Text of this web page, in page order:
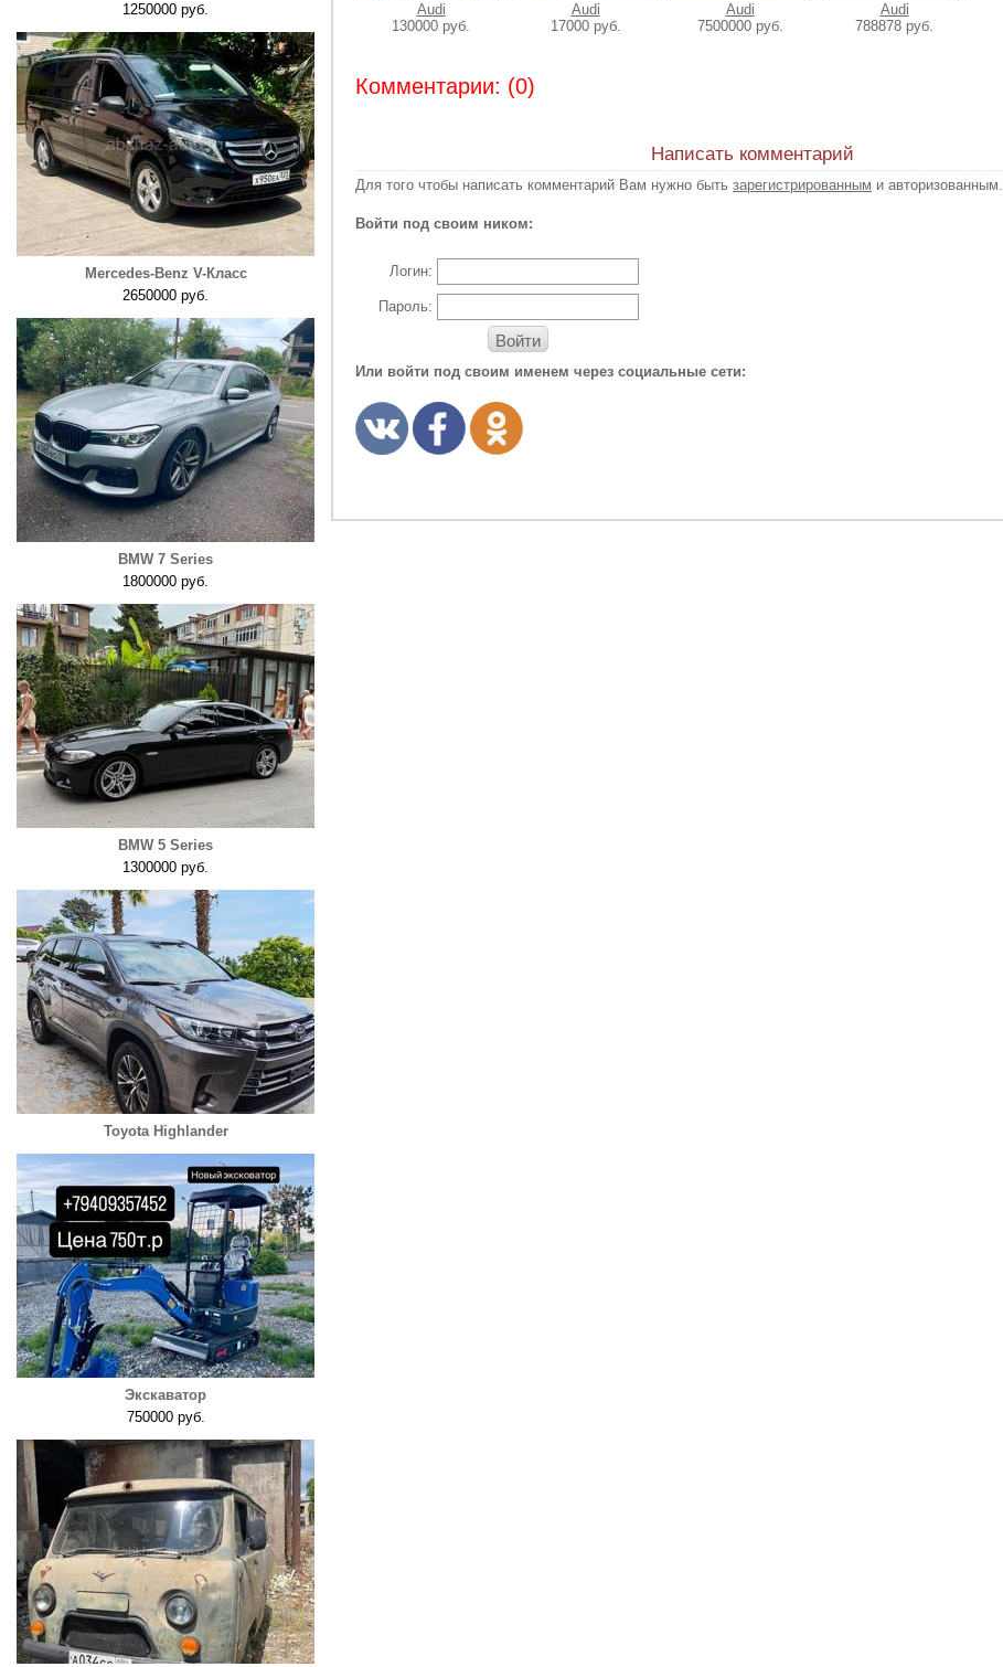
1250000 руб.
Mercedes-Benz V-Класс
2650000 руб.
BMW 7 Series
1800000 руб.
BMW 5 Series
1300000 руб.
Toyota Highlander
Экскаватор
750000 руб.
Audi
130000 руб.
Audi
17000 руб.
Audi
7500000 руб.
Audi
788878 руб.
Комментарии: (0)
Написать комментарий
Для того чтобы написать комментарий Вам нужно быть зарегистрированным и авторизованным.
Войти под своим ником:
Логин:
Пароль:
Войти
Или войти под своим именем через социальные сети: